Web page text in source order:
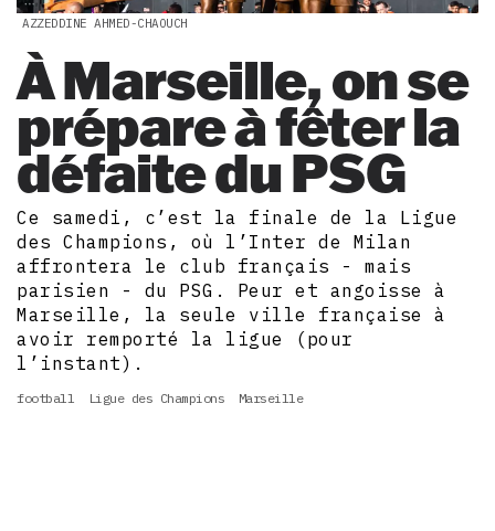
AZZEDDINE AHMED-CHAOUCH
À Marseille, on se
prépare à fêter la
défaite du PSG
Ce samedi, c’est la finale de la Ligue
des Champions, où l’Inter de Milan
affrontera le club français - mais
parisien - du PSG. Peur et angoisse à
Marseille, la seule ville française à
avoir remporté la ligue (pour
l’instant).
football Ligue des Champions Marseille